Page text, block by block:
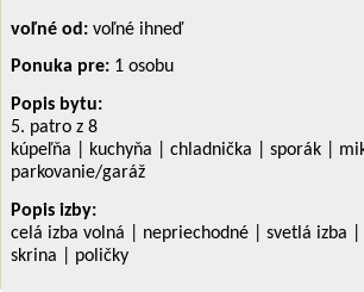
voľné od: voľné ihneď
Ponuka pre: 1 osobu
Popis bytu:
5. patro z 8
kúpeľňa | kuchyňa | chladnička | sporák |
parkovanie/garáž
Popis izby:
celá izba volná | nepriechodné | svetlá izba
skrina | poličky